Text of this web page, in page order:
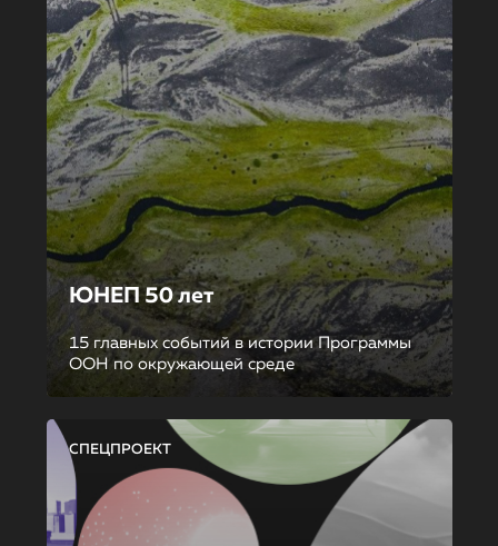
ЮНЕП 50 лет
15 главных событий в истории Программы
ООН по окружающей среде
СПЕЦПРОЕКТ